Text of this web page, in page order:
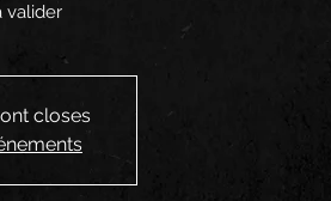
valider
closes